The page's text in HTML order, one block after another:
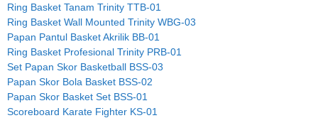
Ring Basket Tanam Trinity TTB-01
Ring Basket Wall Mounted Trinity WBG-03
Papan Pantul Basket Akrilik BB-01
Ring Basket Profesional Trinity PRB-01
Set Papan Skor Basketball BSS-03
Papan Skor Bola Basket BSS-02
Papan Skor Basket Set BSS-01
Scoreboard Karate Fighter KS-01